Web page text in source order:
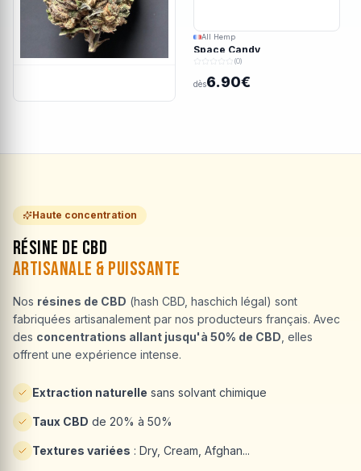
All Hemp
Space Candy
(0)
dès6.90€
Haute concentration
Résine de CBD
Artisanale & Puissante
Nos résines de CBD (hash CBD, haschich légal) sont
fabriquées artisanalement par nos producteurs français. Avec
des concentrations allant jusqu'à 50% de CBD , elles
offrent une expérience intense.
Extraction naturelle sans solvant chimique
Taux CBD de 20% à 50%
Textures variées : Dry, Cream, Afghan...